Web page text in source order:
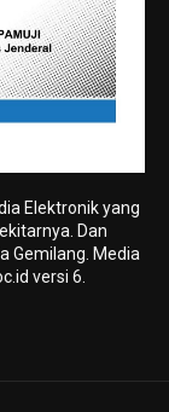
Elektronik yang
Dan
Gemilang. Media
versi 6.